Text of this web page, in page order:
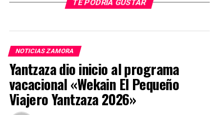
TE PODRÍA GUSTAR
NOTICIAS ZAMORA
Yantzaza dio inicio al programa
vacacional «Wekain El Pequeño
Viajero Yantzaza 2026»